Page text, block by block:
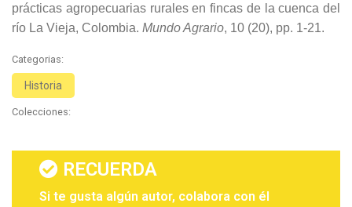
prácticas agropecuarias rurales en fincas de la cuenca del
río La Vieja, Colombia. Mundo Agrario, 10 (20), pp. 1-21.
Categorias:
Historia
Colecciones:
RECUERDA
Si te gusta algún autor, colabora con él